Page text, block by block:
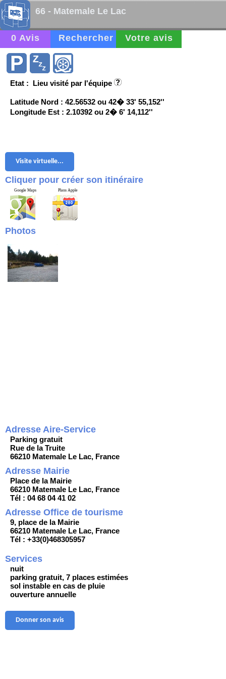
66 - Matemale Le Lac
0 Avis Rechercher Votre avis
Etat : Lieu visité par l'équipe
Latitude Nord : 42.56532 ou 42� 33' 55,152''
Longitude Est : 2.10392 ou 2� 6' 14,112''
Visite virtuelle...
Cliquer pour créer son itinéraire
Google Maps Plans Apple
Photos
Adresse Aire-Service
Parking gratuit
Rue de la Truite
66210 Matemale Le Lac, France
Adresse Mairie
Place de la Mairie
66210 Matemale Le Lac, France
Tél : 04 68 04 41 02
Adresse Office de tourisme
9, place de la Mairie
66210 Matemale Le Lac, France
Tél : +33(0)468305957
Services
nuit
parking gratuit, 7 places estimées
sol instable en cas de pluie
ouverture annuelle
Donner son avis